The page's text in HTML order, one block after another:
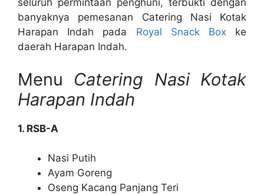
seluruh permintaan penghuni, terbukti dengan
banyaknya pemesanan Catering Nasi Kotak
Harapan Indah pada Royal Snack Boxke
daerah Harapan Indah.
Menu Catering Nasi Kotak
Harapan Indah
1. RSB-A
Nasi Putih
Ayam Goreng
Oseng Kacang Panjang Teri